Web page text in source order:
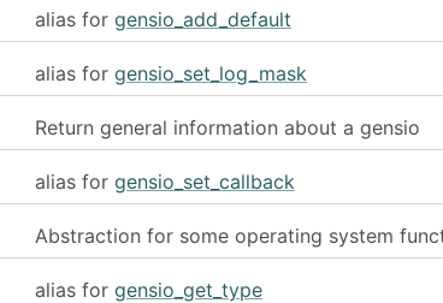
alias for gensio_add_default
alias for gensio_set_log_mask
Return general information about a gensio
alias for gensio_set_callback
Abstraction for some operating system
alias for gensio_get_type